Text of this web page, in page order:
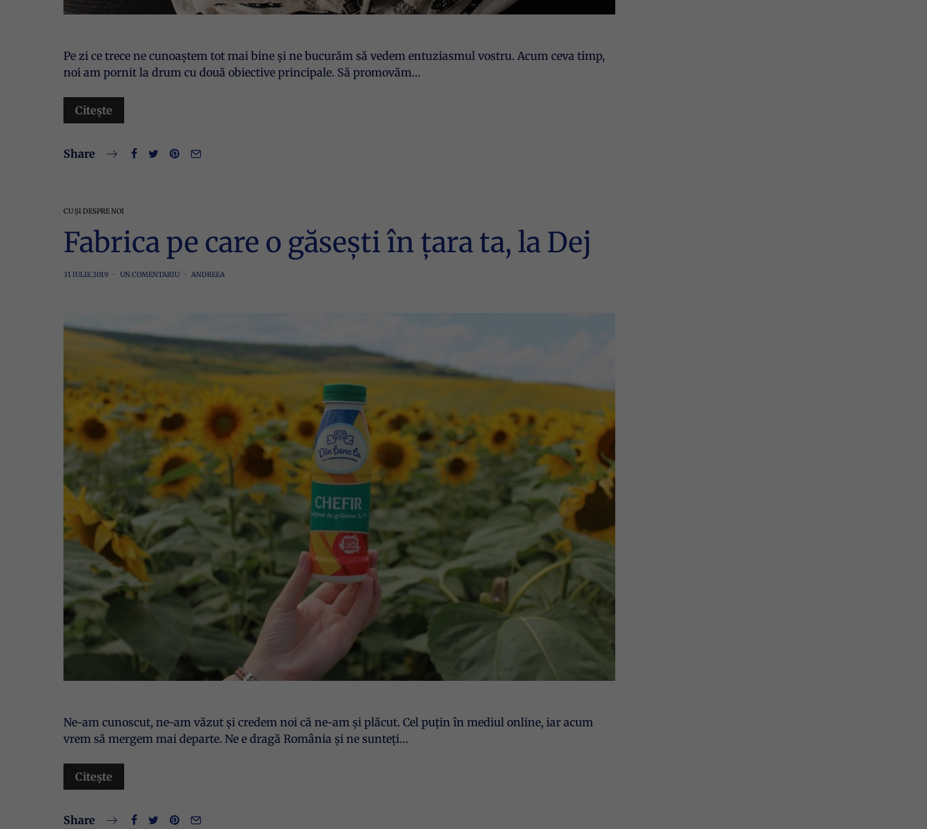
Pe zi ce trece ne cunoaștem tot mai bine și ne bucurăm să vedem entuziasmul vostru. Acum ceva timp,
noi am pornit la drum cu două obiective principale. Să promovăm…
Citește
Share
CU ȘI DESPRE NOI
Fabrica pe care o găsești în țara ta, la Dej
31 IULIE 2019 UN COMENTARIU ANDREEA
Ne-am cunoscut, ne-am văzut și credem noi că ne-am și plăcut. Cel puțin în mediul online, iar acum
vrem să mergem mai departe. Ne e dragă România și ne sunteți…
Citește
Share